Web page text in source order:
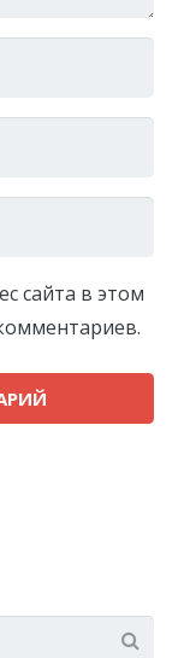
сайта в этом